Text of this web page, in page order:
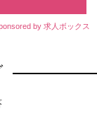
by 求人ボックス